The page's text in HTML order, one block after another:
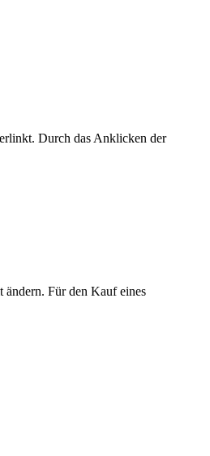
Durch das Anklicken der
ändern. Für den Kauf eines